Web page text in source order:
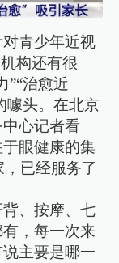
青少年近视
构还有很
”“治愈近
噱头。在北京
心记者看
眼健康的集
已经服务了
、按摩、七
，每一次来
主要是哪一